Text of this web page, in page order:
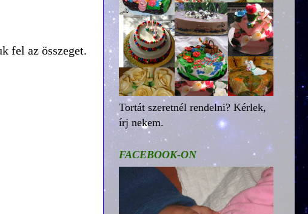
fel az összeget.
Tortát szeretnél rendelni? Kérlek,
írj nekem.
FACEBOOK-ON